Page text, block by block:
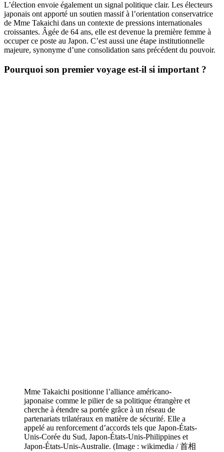
L’élection envoie également un signal politique clair. Les électeurs
japonais ont apporté un soutien massif à l’orientation conservatrice
de Mme Takaichi dans un contexte de pressions internationales
croissantes. Âgée de 64 ans, elle est devenue la première femme à
occuper ce poste au Japon. C’est aussi une étape institutionnelle
majeure, synonyme d’une consolidation sans précédent du pouvoir.
Pourquoi son premier voyage est-il si important ?
Mme Takaichi positionne l’alliance américano-
japonaise comme le pilier de sa politique étrangère et
cherche à étendre sa portée grâce à un réseau de
partenariats trilatéraux en matière de sécurité. Elle a
appelé au renforcement d’accords tels que Japon-États-
Unis-Corée du Sud, Japon-États-Unis-Philippines et
Japon-États-Unis-Australie. (Image : wikimedia / 首相